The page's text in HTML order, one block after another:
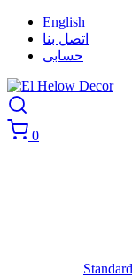
English
اتصل بنا
حسابى
0